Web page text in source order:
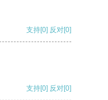
支持[0] 反对[0]
支持[0] 反对[0]